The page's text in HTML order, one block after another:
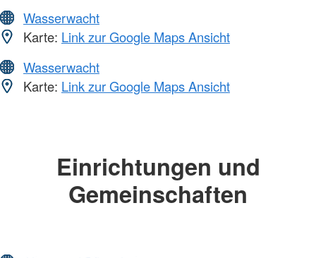
Wasserwacht
Karte: Link zur Google Maps Ansicht
Wasserwacht
Karte: Link zur Google Maps Ansicht
Einrichtungen und
Gemeinschaften